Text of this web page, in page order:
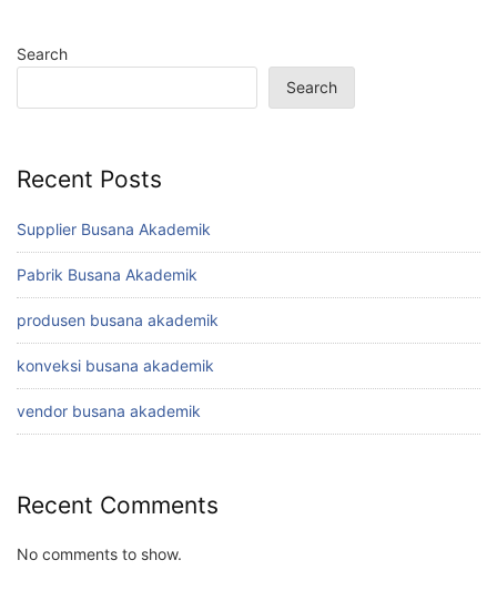
Search
Search
Recent Posts
Supplier Busana Akademik
Pabrik Busana Akademik
produsen busana akademik
konveksi busana akademik
vendor busana akademik
Recent Comments
No comments to show.